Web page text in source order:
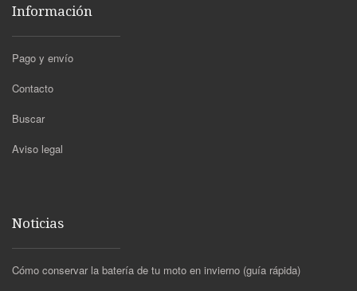
Información
Pago y envío
Contacto
Buscar
Aviso legal
Noticias
Cómo conservar la batería de tu moto en invierno (guía rápida)